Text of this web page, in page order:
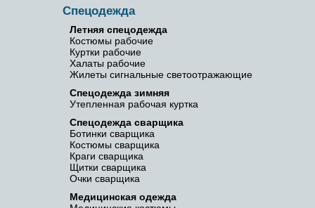
Спецодежда
Летняя спецодежда
Костюмы рабочие
Куртки рабочие
Халаты рабочие
Жилеты сигнальные светоотражающие
Спецодежда зимняя
Утепленная рабочая куртка
Спецодежда сварщика
Ботинки сварщика
Костюмы сварщика
Краги сварщика
Щитки сварщика
Очки сварщика
Медицинская одежда